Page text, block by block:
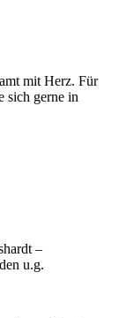
mit Herz. Für
sich gerne in
–
u.g.